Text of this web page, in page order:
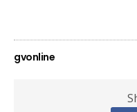
gvonline